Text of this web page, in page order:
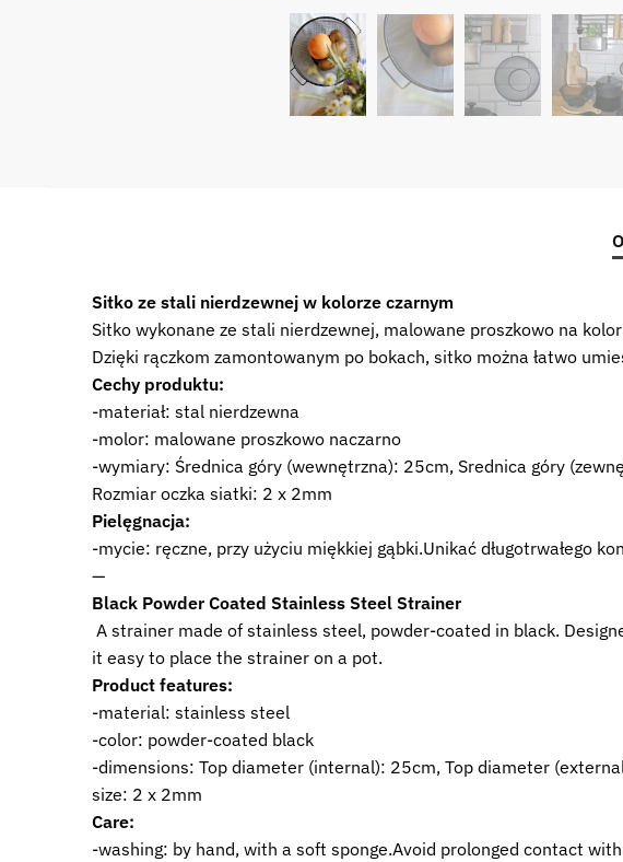
Sitko ze stali nierdzewnej w kolorze czarnym
Sitko wykonane ze stali nierdzewnej, malowane proszkowo na
Dzięki rączkom zamontowanym po bokach, sitko można łatwo
Cechy produktu:
-materiał: stal nierdzewna
-molor: malowane proszkowo naczarno
-wymiary: Średnica góry (wewnętrzna): 25cm, Srednica góry
Rozmiar oczka siatki: 2 x 2mm
Pielęgnacja:
-mycie: ręczne, przy użyciu miękkiej gąbki.Unikać długotrwałego
—
Black Powder Coated Stainless Steel Strainer
A strainer made of stainless steel, powder-coated in black.
it easy to place the strainer on a pot.
Product features:
-material: stainless steel
-color: powder-coated black
-dimensions: Top diameter (internal): 25cm, Top diameter
size: 2 x 2mm
Care:
-washing: by hand, with a soft sponge.Avoid prolonged contact